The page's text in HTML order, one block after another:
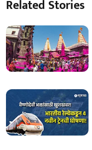
Related Stories